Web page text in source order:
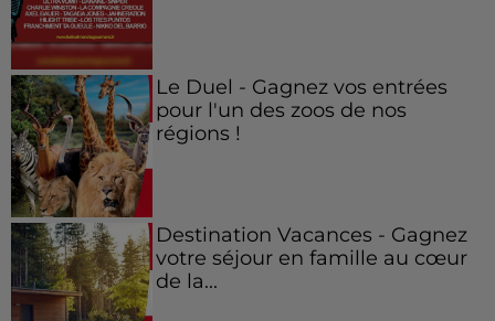
Le Duel - Gagnez vos entrées
pour l'un des zoos de nos
régions !
Destination Vacances - Gagnez
votre séjour en famille au cœur
de la...